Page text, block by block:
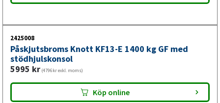
Komplett bromsad axel med
påskjutsbroms och bromsstång
Istället för att ersätta rostiga axelrör, böjda bromsstänger
och förslitade vajrar var för sig sparar du tid och pengar
med ett helt nytt paket. Du får allt monterat och klart –
från axel till bromsvajrar – utan mellanväxling eller dold
rustning.
2425008
Påskjutsbroms Knott KF13-E 1400 kg GF med
stödhjulskonsol
5995 kr (4796kr exkl. moms)
Köp online